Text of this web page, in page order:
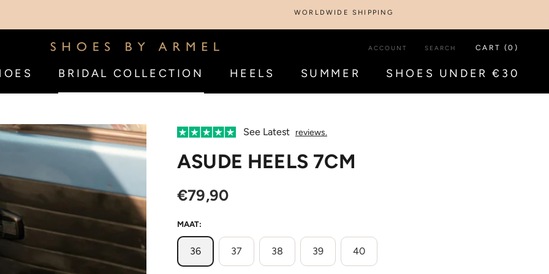
WORLDWIDE SHIPPING
BRIDAL COLLECTION
HEELS
SUMMER
SHOES UNDER €30
ACCOUNT SEARCH CART (0 )
See Latest reviews.
ASUDE HEELS 7CM
€79,90
MAAT:
36 37 38 39 40